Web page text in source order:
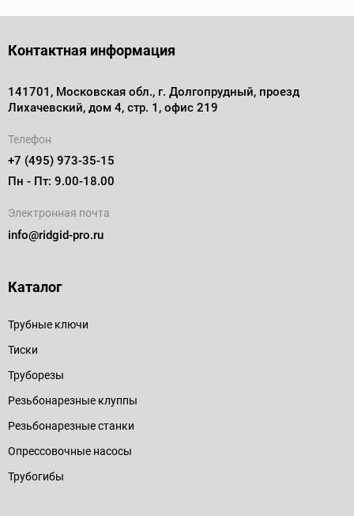
Контактная информация
141701, Московская обл., г. Долгопрудный, проезд
Лихачевский, дом 4, стр. 1, офис 219
Телефон
+7 (495) 973-35-15
Пн - Пт: 9.00-18.00
Электронная почта
info@ridgid-pro.ru
Каталог
Трубные ключи
Тиски
Труборезы
Резьбонарезные клуппы
Резьбонарезные станки
Опрессовочные насосы
Трубогибы